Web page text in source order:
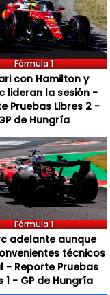
Fórmula 1
con Hamilton y
lideran la sesión -
Pruebas Libres 2 -
de Hungría
Fórmula 1
adelante aunque
técnicos
- Reporte Pruebas
1 - GP de Hungría